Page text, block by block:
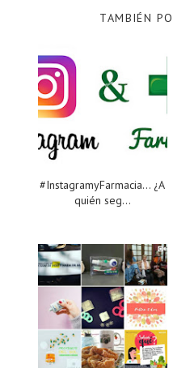
TAMBIÉN
#InstagramyFarmacia... ¿A
quién seg...